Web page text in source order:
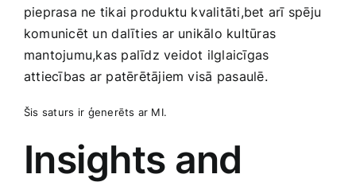
pieprasa ne tikai produktu kvalitāti,bet arī spēju
komunicēt un ⁢dalīties ar unikālo kultūras
mantojumu,kas palīdz veidot ilglaicīgas
attiecības ar patērētājiem visā⁣ pasaulē.
Šis saturs ⁤ir ģenerēts ar MI.
Insights and